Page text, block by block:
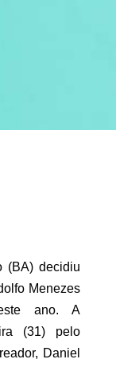
(BA) decidiu
Menezes
ano. A
(31) pelo
Daniel